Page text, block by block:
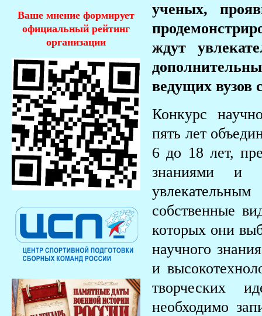
Ваше мнение формирует
официальный рейтинг
организации
ученых,
ждут
ведущих вузов
Конкурс
пять лет
6 до 18 лет,
знаниями и
собственные
которых они
научного
и
творческих
необходимо